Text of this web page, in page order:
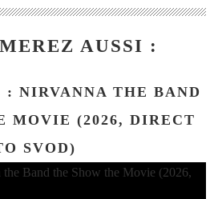
AUSSI :
NIRVANNA THE BAND
MOVIE (2026, DIRECT
SVOD)